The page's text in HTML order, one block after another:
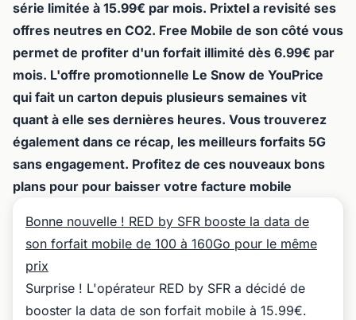
série limitée à 15.99€ par mois. Prixtel a revisité ses
offres neutres en CO2. Free Mobile de son côté vous
permet de profiter d'un forfait illimité dès 6.99€ par
mois. L'offre promotionnelle Le Snow de YouPrice
qui fait un carton depuis plusieurs semaines vit
quant à elle ses dernières heures. Vous trouverez
également dans ce récap, les meilleurs forfaits 5G
sans engagement. Profitez de ces nouveaux bons
plans pour pour baisser votre facture mobile
Bonne nouvelle ! RED by SFR booste la data de
son forfait mobile de 100 à 160Go pour le même
prix
Surprise ! L'opérateur RED by SFR a décidé de
booster la data de son forfait mobile à 15.99€.